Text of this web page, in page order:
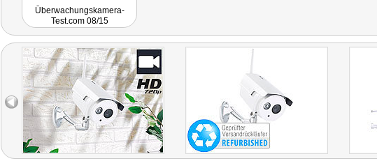
Modell IPC-730.HD eine
gute und günstige
Überwachungskamera-
Test.com 08/15